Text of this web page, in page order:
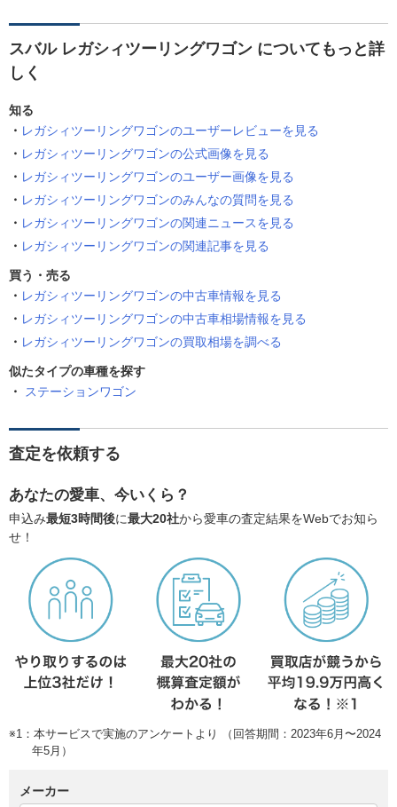
スバル レガシィツーリングワゴン についてもっと詳
しく
知る
レガシィツーリングワゴンのユーザーレビューを見る
レガシィツーリングワゴンの公式画像を見る
レガシィツーリングワゴンのユーザー画像を見る
レガシィツーリングワゴンのみんなの質問を見る
レガシィツーリングワゴンの関連ニュースを見る
レガシィツーリングワゴンの関連記事を見る
買う・売る
レガシィツーリングワゴンの中古車情報を見る
レガシィツーリングワゴンの中古車相場情報を見る
レガシィツーリングワゴンの買取相場を調べる
似たタイプの車種を探す
ステーションワゴン
査定を依頼する
あなたの愛車、今いくら？
申込み最短3時間後に最大20社から愛車の査定結果をWebでお知ら
せ！
※1：本サービスで実施のアンケートより （回答期間：2023年6月〜2024
年5月）
メーカー